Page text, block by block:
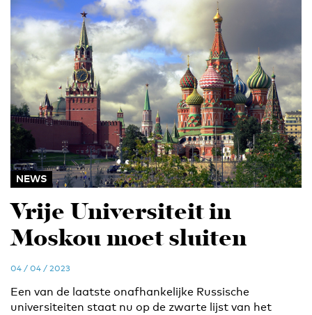
NEWS
Vrije Universiteit in
Moskou moet sluiten
04 / 04 / 2023
Een van de laatste onafhankelijke Russische
universiteiten staat nu op de zwarte lijst van het